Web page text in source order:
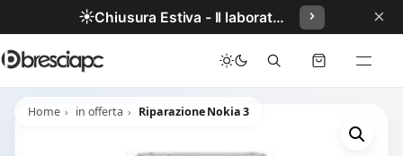
☀️ Chiusura Estiva - Il laboratorio resterà chiuso per ferie dal 29/06/2026 al 05/07/2026 compresi. ×
Home in offerta Riparazione Nokia 3